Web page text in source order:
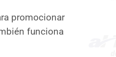
promocionar
funciona